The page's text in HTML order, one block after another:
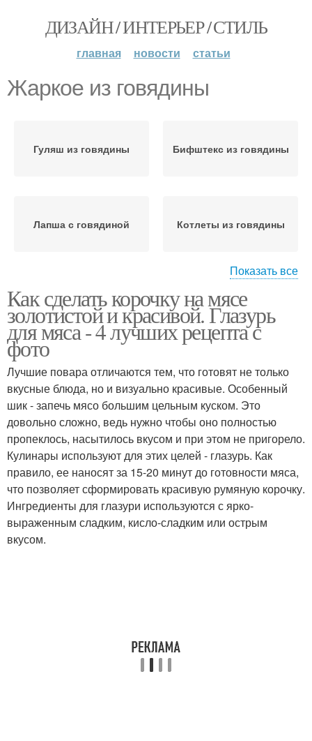
ДИЗАЙН / ИНТЕРЬЕР / СТИЛЬ
главная новости статьи
Жаркое из говядины
Гуляш из говядины Бифштекс из говядины
Лапша с говядиной Котлеты из говядины
Говядина в томате Котлеты с говядиной
Чахохбили из говядины
Показать все
Как сделать корочку на мясе
золотистой и красивой. Глазурь
для мяса - 4 лучших рецепта с
фото
Лучшие повара отличаются тем, что готовят не только
вкусные блюда, но и визуально красивые. Особенный
шик - запечь мясо большим цельным куском. Это
довольно сложно, ведь нужно чтобы оно полностью
пропеклось, насытилось вкусом и при этом не пригорело.
Кулинары используют для этих целей - глазурь. Как
правило, ее наносят за 15-20 минут до готовности мяса,
что позволяет сформировать красивую румяную корочку.
Ингредиенты для глазури используются с ярко-
выраженным сладким, кисло-сладким или острым
вкусом.